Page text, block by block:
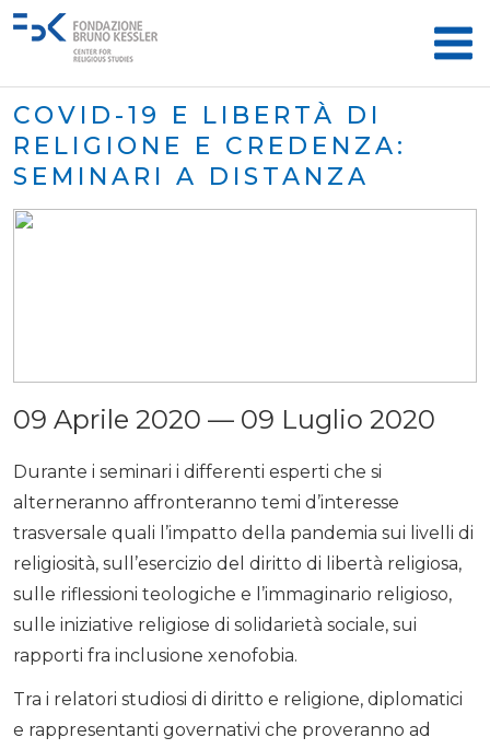
COVID-19 E LIBERTÀ DI
RELIGIONE E CREDENZA:
SEMINARI A DISTANZA
09 Aprile 2020 — 09 Luglio 2020
Durante i seminari i differenti esperti che si
alterneranno affronteranno temi d’interesse
trasversale quali l’impatto della pandemia sui livelli di
religiosità, sull’esercizio del diritto di libertà religiosa,
sulle riflessioni teologiche e l’immaginario religioso,
sulle iniziative religiose di solidarietà sociale, sui
rapporti fra inclusione xenofobia.
Tra i relatori studiosi di diritto e religione, diplomatici
e rappresentanti governativi che proveranno ad